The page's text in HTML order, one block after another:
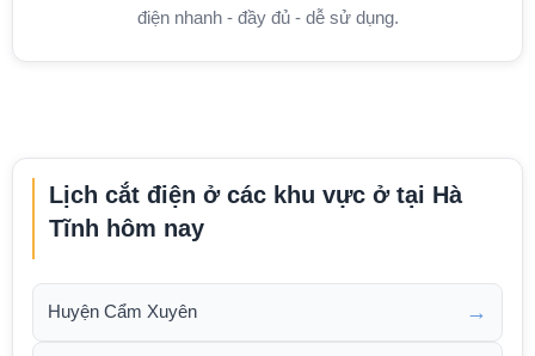
điện nhanh - đầy đủ - dễ sử dụng.
Lịch cắt điện ở các khu vực ở tại Hà
Tĩnh hôm nay
Huyện Cẩm Xuyên →